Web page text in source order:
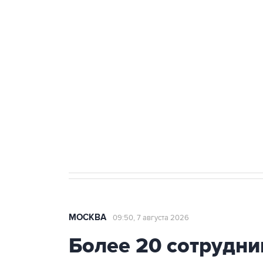
МОСКВА 09:50, 7 августа 2026
Более 20